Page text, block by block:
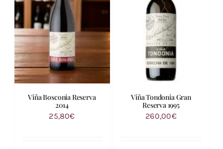
Viña Bosconia Reserva
2014
25,80€
Viña Tondonia Gran
Reserva 1995
260,00€